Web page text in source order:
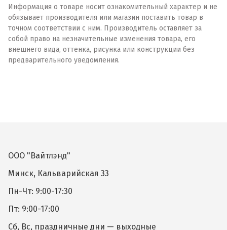
Информация о товаре носит ознакомительный характер и не
обязывает производителя или магазин поставить товар в
точном соответствии с ним. Производитель оставляет за
собой право на незначительные изменения товара, его
внешнего вида, оттенка, рисунка или конструкции без
предварительного уведомления.
ООО "Вайтлэнд"
Минск, Кальварийская 33
Пн-Чт: 9:00-17:30
Пт: 9:00-17:00
Сб, Вс, праздничные дни — выходные